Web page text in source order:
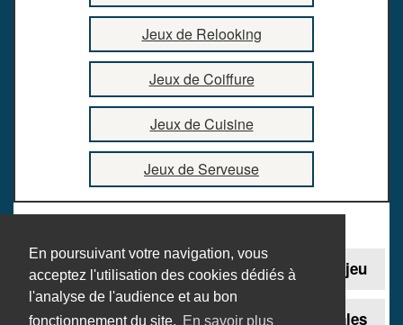
En poursuivant votre navigation, vous
acceptez l'utilisation des cookies dédiés à
l'analyse de l'audience et au bon
fonctionnement du site. En savoir plus
Jeux de Relooking
Jeux de Coiffure
Jeux de Cuisine
Jeux de Serveuse
Contact Ajouter un jeu
Plan du site Mentions légales